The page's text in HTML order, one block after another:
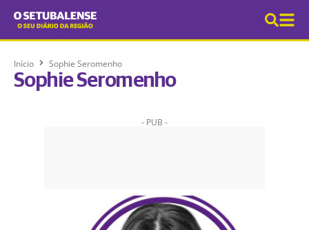
Início Sophie Seromenho
Sophie Seromenho
- PUB -